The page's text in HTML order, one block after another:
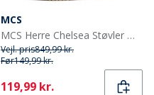
MCS
MCS Herre Chelsea Støvler Mørk Camel
Vejl. pris849,99 kr.
Før149,99 kr.
Current
119,99 kr.